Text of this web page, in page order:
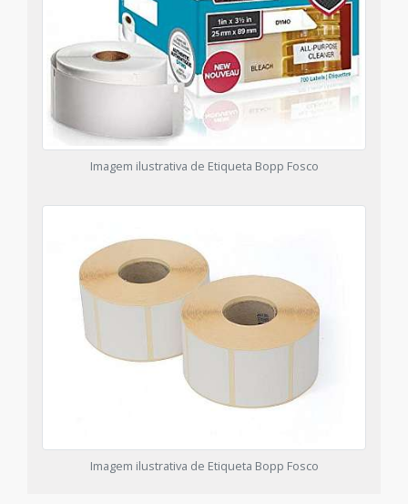
Imagem ilustrativa de Etiqueta Bopp Fosco
Imagem ilustrativa de Etiqueta Bopp Fosco